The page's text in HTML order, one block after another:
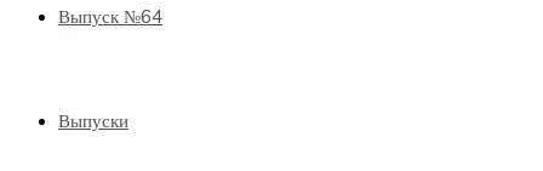
Выпуск №64
Выпуски